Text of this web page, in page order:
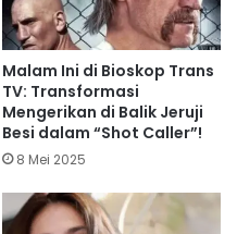
Malam Ini di Bioskop Trans
TV: Transformasi
Mengerikan di Balik Jeruji
Besi dalam “Shot Caller”!
8 Mei 2025